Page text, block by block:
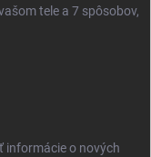
tele a 7 spôsobov,
informácie o nových